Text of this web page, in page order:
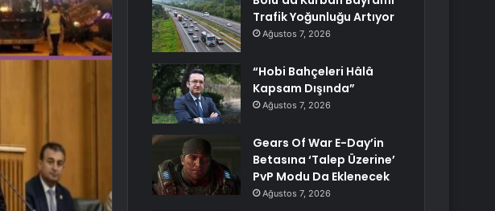
Trafik Yoğunluğu Artıyor
Ağustos 7, 2026
“Hobi Bahçeleri Hâlâ
Kapsam Dışında”
Ağustos 7, 2026
Gears Of War E-Day’in
Betasına ‘Talep Üzerine’
PvP Modu Da Eklenecek
Ağustos 7, 2026